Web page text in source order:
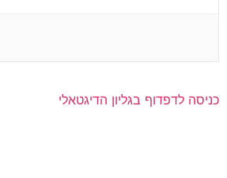
כניסה לדפדוף בגליון הדיגטאלי